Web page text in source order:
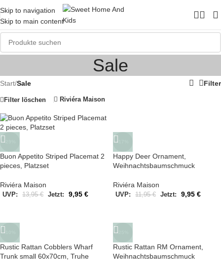
Skip to navigation
Skip to main content
Sale
Start/Sale Filter
Filter löschen Riviéra Maison
-29%
Buon Appetito Striped Placemat 2
pieces, Platzset
Riviéra Maison
UVP: 13,95€ Jetzt: 9,95 €
-17%
Happy Deer Ornament,
Weihnachtsbaumschmuck
Riviéra Maison
UVP: 11,95€ Jetzt: 9,95 €
-10%
Rustic Rattan Cobblers Wharf
Trunk small 60x70cm, Truhe
-25%
Rustic Rattan RM Ornament,
Weihnachtsbaumschmuck